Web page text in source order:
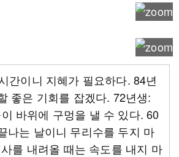
간이니 지혜가 필요하다. 84년
좋은 기회를 잡겠다. 72년생:
바위에 구멍을 낼 수 있다. 60
나는 날이니 무리수를 두지 마
를 내려올 때는 속도를 내지 마